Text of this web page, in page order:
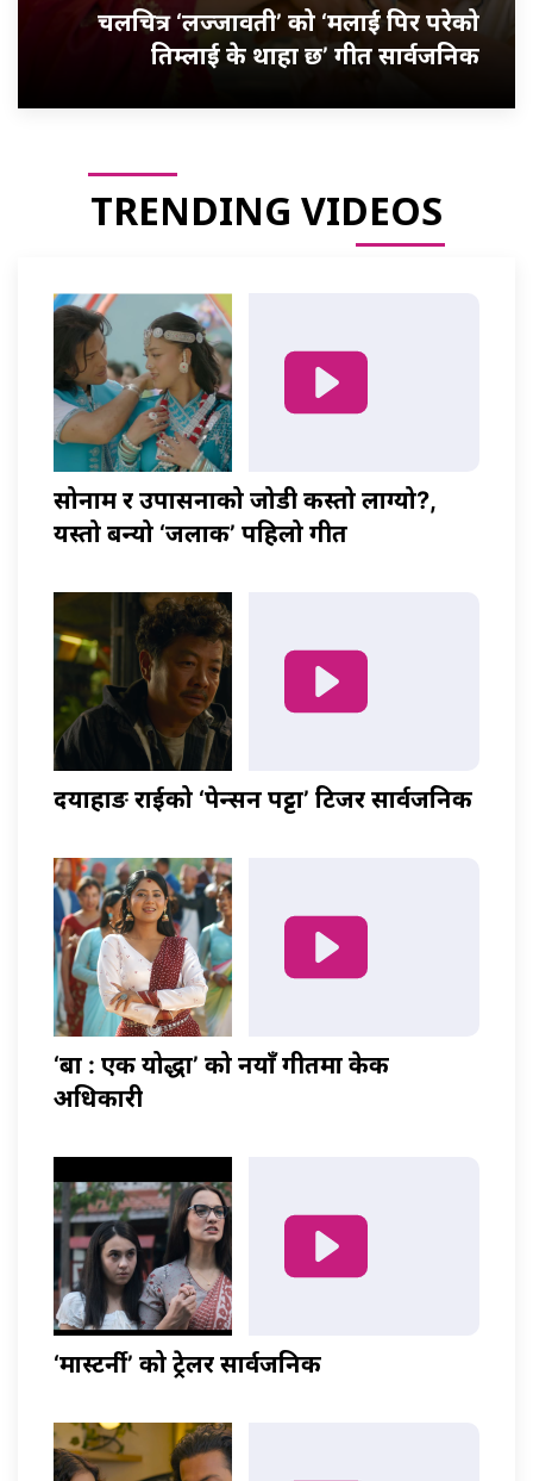
चलचित्र ‘लज्जावती’ को ‘मलाई पिर परेको
तिम्लाई के थाहा छ’ गीत सार्वजनिक
TRENDING VIDEOS
सोनाम र उपासनाको जोडी कस्तो लाग्यो?,
यस्तो बन्यो ‘जलाकी’ पहिलो गीत
दयाहाङ राईको ‘पेन्सन पट्टा’ टिजर सार्वजनिक
‘बा : एक योद्धा’ को नयाँ गीतमा केकी
अधिकारी
‘मास्टर्नी’ को ट्रेलर सार्वजनिक